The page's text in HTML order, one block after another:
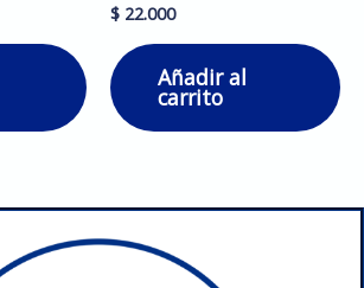
Valorado
en
de
5
$ 22.000
Añadir al
carrito